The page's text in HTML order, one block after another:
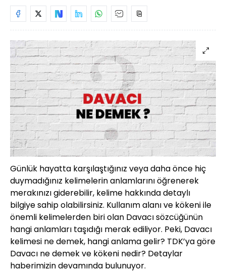
Günlük hayatta karşılaştığınız veya daha önce hiç
duymadığınız kelimelerin anlamlarını öğrenerek
merakınızı giderebilir, kelime hakkında detaylı
bilgiye sahip olabilirsiniz. Kullanım alanı ve kökeni ile
önemli kelimelerden biri olan Davacı sözcüğünün
hangi anlamları taşıdığı merak ediliyor. Peki, Davacı
kelimesi ne demek, hangi anlama gelir? TDK’ya göre
Davacı ne demek ve kökeni nedir? Detaylar
haberimizin devamında bulunuyor.